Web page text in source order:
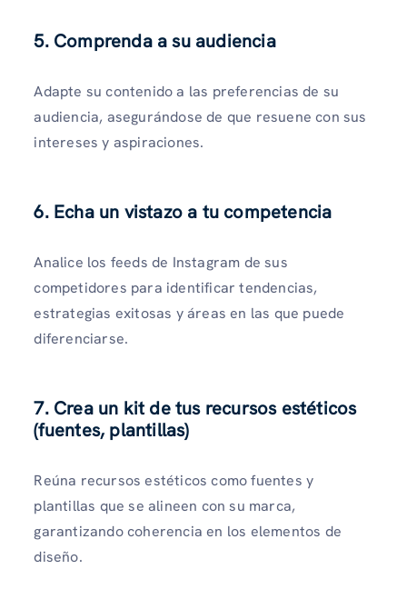
5. Comprenda a su audiencia
Adapte su contenido a las preferencias de su
audiencia, asegurándose de que resuene con sus
intereses y aspiraciones.
6. Echa un vistazo a tu competencia
Analice los feeds de Instagram de sus
competidores para identificar tendencias,
estrategias exitosas y áreas en las que puede
diferenciarse.
7. Crea un kit de tus recursos estéticos
(fuentes, plantillas)
Reúna recursos estéticos como fuentes y
plantillas que se alineen con su marca,
garantizando coherencia en los elementos de
diseño.